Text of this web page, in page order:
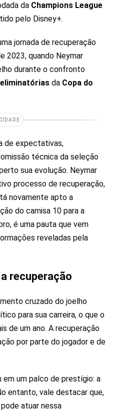
da Champions League
pelo Disney+.
jornada de recuperação
2023, quando Neymar
durante o confronto
eliminatórias da Copa do
de expectativas,
técnica da seleção
sua evolução. Neymar
processo de recuperação,
novamente apto a
do camisa 10 para a
é uma pauta que vem
reveladas pela
recuperação
cruzado do joelho
para sua carreira, o que o
de um ano. A recuperação
por parte do jogador e de
um palco de prestígio: a
entanto, vale destacar que,
atuar nessa